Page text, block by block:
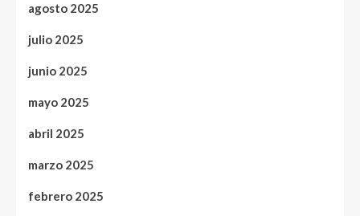
agosto 2025
julio 2025
junio 2025
mayo 2025
abril 2025
marzo 2025
febrero 2025